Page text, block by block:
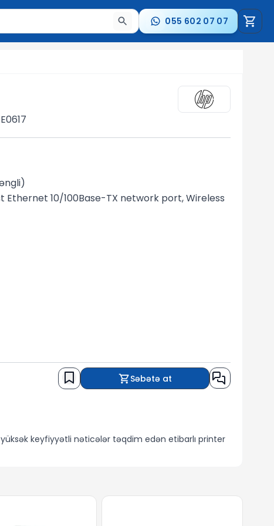
ya nəticələr arasında keçid etmək üçün ox
055 602 07 07
Ethernet 10/100Base-TX network port, Wireless
Səbətə at
keyfiyyətli nəticələr təqdim edən etibarlı printer
istifadəçiyə həvalə edir.
yetirir. Giriş qabı 150 vərəq, çıxış qabı isə 50 vərəq